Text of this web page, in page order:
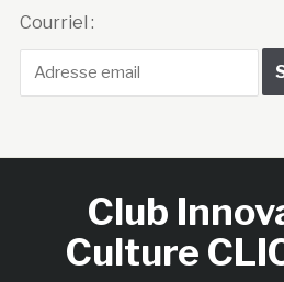
Courriel :
Club
Culture